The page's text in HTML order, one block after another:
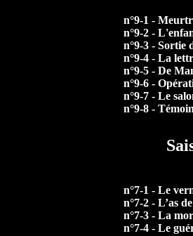
n°9-1 -
n°9-2 -
n°9-3 - Sortie
n°9-4 - La
n°9-5 - De
n°9-6 -
n°9-7 - Le
n°9-8 -
n°7-1 - Le
n°7-2 - L’as
n°7-3 - La
n°7-4 - Le